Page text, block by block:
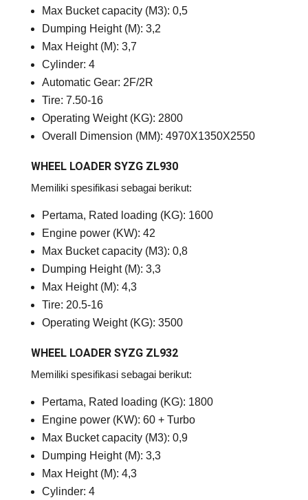
Max Bucket capacity (M3): 0,5
Dumping Height (M): 3,2
Max Height (M): 3,7
Cylinder: 4
Automatic Gear: 2F/2R
Tire: 7.50-16
Operating Weight (KG): 2800
Overall Dimension (MM): 4970X1350X2550
WHEEL LOADER SYZG ZL930
Memiliki spesifikasi sebagai berikut:
Pertama, Rated loading (KG): 1600
Engine power (KW): 42
Max Bucket capacity (M3): 0,8
Dumping Height (M): 3,3
Max Height (M): 4,3
Tire: 20.5-16
Operating Weight (KG): 3500
WHEEL LOADER SYZG ZL932
Memiliki spesifikasi sebagai berikut:
Pertama, Rated loading (KG): 1800
Engine power (KW): 60 + Turbo
Max Bucket capacity (M3): 0,9
Dumping Height (M): 3,3
Max Height (M): 4,3
Cylinder: 4